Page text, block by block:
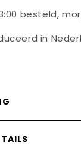
besteld,
in